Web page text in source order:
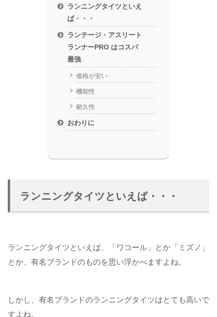
ランニングタイツといえ
ば・・・
ランテージ・アスリート
ランナーPRO はコスパ
最強
価格が安い
機能性
耐久性
おわりに
ランニングタイツといえば・・・
ランニングタイツといえば、「ワコール」とか「ミズノ」
とか、有名ブランドのものを思い浮かべますよね。
しかし、有名ブランドのランニングタイツはとても高いで
すよね。